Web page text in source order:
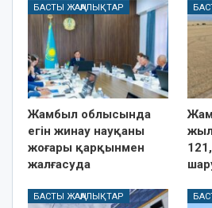
БАСТЫ ЖАҢАЛЫҚТАР
Жамбыл облысында
егін жинау науқаны
жоғары қарқынмен
жалғасуда
жыл
БАСТЫ ЖАҢАЛЫҚТАР